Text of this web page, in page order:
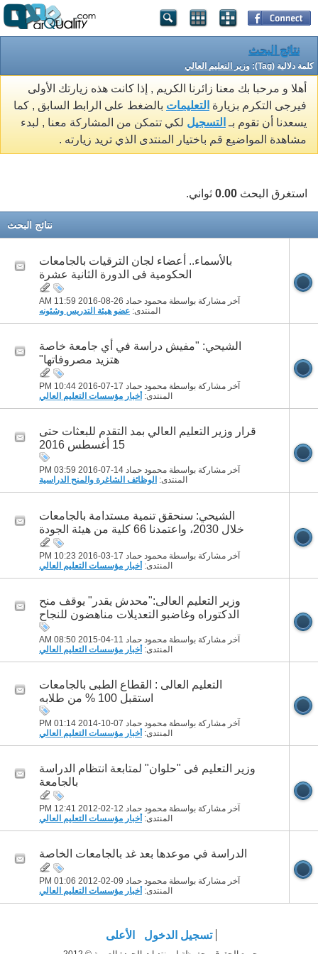
نتائج البحث
كلمة دلالية (Tag): وزير التعليم العالي
أهلا و مرحبا بك معنا زائرنا الكريم , إذا كانت هذه زيارتك الأولى
فيرجى التكرم بزيارة التعليمات بالضغط على الرابط السابق , كما
يسعدنا أن تقوم بـ التسجيل لكي تتمكن من المشاركة معنا , لبدء
مشاهدة المواضيع قم باختيار المنتدى الذي تريد زيارته .
استغرق البحث 0.00 ثواني.
نتائج البحث
بالأسماء.. أعضاء لجان الترقيات بالجامعات
الحكومية فى الدورة الثانية عشرة
آخر مشاركة بواسطة محمود حماد 26-08-2016
11:59 AM
المنتدى: عضو هيئة التدريس وشئونه
الشيحي: "مفيش دراسة في أي جامعة خاصة
هتزيد مصروفاتها"
آخر مشاركة بواسطة محمود حماد 17-07-2016
10:44 PM
المنتدى: أخبار مؤسسات التعليم العالي
قرار وزير التعليم العالي بمد التقدم للبعثات حتى
15 أغسطس 2016
آخر مشاركة بواسطة محمود حماد 14-07-2016
03:59 PM
المنتدى: الوظائف الشاغرة والمنح الدراسية
الشيحي: سنحقق تنمية مستدامة بالجامعات
خلال 2030، واعتمدنا 66 كلية من هيئة الجودة
آخر مشاركة بواسطة محمود حماد 17-03-2016
10:23 PM
المنتدى: أخبار مؤسسات التعليم العالي
وزير التعليم العالى:"محدش يقدر" يوقف منح
الدكتوراه وغاضبو التعديلات مناهضون للنجاح
آخر مشاركة بواسطة محمود حماد 11-04-2015
08:50 AM
المنتدى: أخبار مؤسسات التعليم العالي
التعليم العالى : القطاع الطبى بالجامعات
استقبل 100 % من طلابه
آخر مشاركة بواسطة محمود حماد 07-10-2014
01:14 PM
المنتدى: أخبار مؤسسات التعليم العالي
وزير التعليم فى "حلوان" لمتابعة انتظام الدراسة
بالجامعة
آخر مشاركة بواسطة محمود حماد 12-02-2012
12:41 PM
المنتدى: أخبار مؤسسات التعليم العالي
الدراسة في موعدها بعد غد بالجامعات الخاصة
آخر مشاركة بواسطة محمود حماد 09-02-2012
01:06 PM
المنتدى: أخبار مؤسسات التعليم العالي
تسجيل الدخول الأعلى